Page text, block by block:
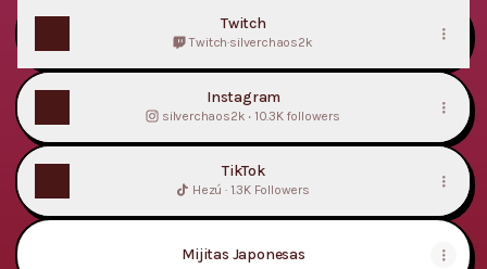
Twitch
Twitch·silverchaos2k
Instagram
silverchaos2k ‧ 10.3K followers
TikTok
Hezú · 1.3K Followers
Mijitas Japonesas